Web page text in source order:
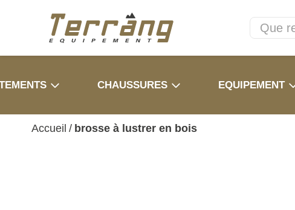
CHAUSSURES EQUIPEMENT
Accueil / brosse à lustrer en bois